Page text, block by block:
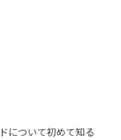
について初めて知る